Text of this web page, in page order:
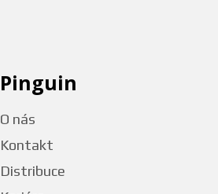
Pinguin
O nás
Kontakt
Distribuce